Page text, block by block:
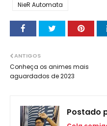
NieR Automata
ANTIGOS
Conheça os animes mais
aguardados de 2023
Postado